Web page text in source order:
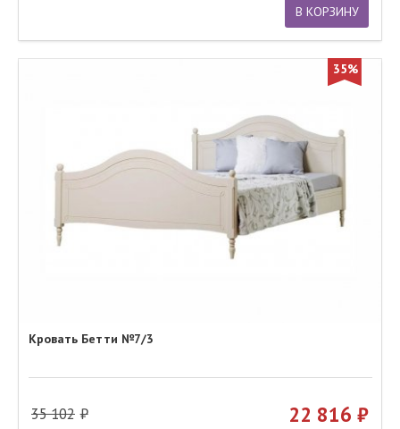
В КОРЗИНУ
35%
Кровать Бетти №7/3
35 102 22 816